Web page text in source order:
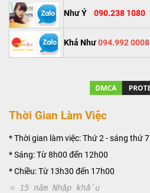
Như Ý 090.238 1080
Khả Như094.992 0008
Thời Gian Làm Việc
* Thời gian làm việc: Thứ 2 - sáng thứ 7
* Sáng: Từ 8h00 đến 12h00
* Chiều: Từ 13h30 đến 17h00
⭐ 15 năm Nhập khẩu